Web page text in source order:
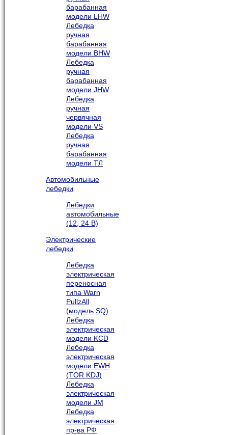
барабанная
модели LHW
Лебедка
ручная
барабанная
модели BHW
Лебедка
ручная
барабанная
модели JHW
Лебедка
ручная
червячная
модели VS
Лебедка
ручная
барабанная
модели ТЛ
Автомобильные
лебедки
Лебедки
автомобильные
(12, 24 В)
Электрические
лебедки
Лебедка
электрическая
переносная
типа Warn
PullzAll
(модель SQ)
Лебедка
электрическая
модели KCD
Лебедка
электрическая
модели EWH
(TOR KDJ)
Лебедка
электрическая
модели JM
Лебедка
электрическая
пр-ва РФ